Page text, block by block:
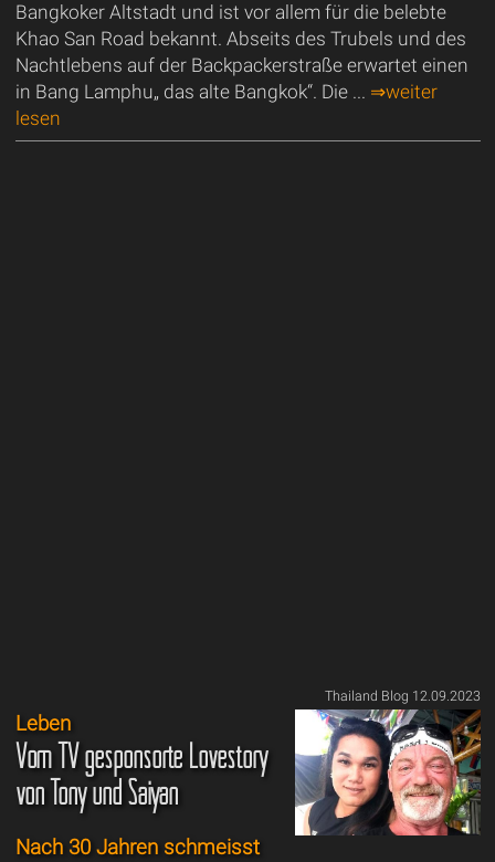
Bangkoker Altstadt und ist vor allem für die belebte
Khao San Road bekannt. Abseits des Trubels und des
Nachtlebens auf der Backpackerstraße erwartet einen
in Bang Lamphu„ das alte Bangkok“. Die ... ⇒weiter
lesen
Thailand Blog 12.09.2023
Leben
Vom TV gesponsorte Lovestory
von Tony und Saiyan
Nach 30 Jahren schmeisst